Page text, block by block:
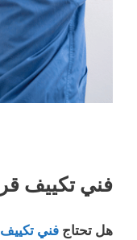
فني تكييف
هل تحتاج فني